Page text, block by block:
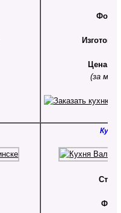
Цена:
(за